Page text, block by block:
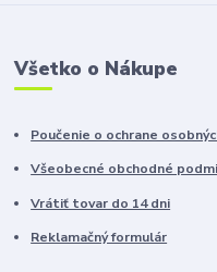
Všetko o Nákupe
Poučenie o ochrane
Všeobecné obchodné
Vrátiť tovar do 14 dni
Reklamačný formulár